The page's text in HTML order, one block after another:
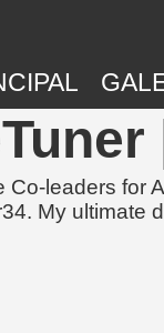
Co-leaders for
My ultimate